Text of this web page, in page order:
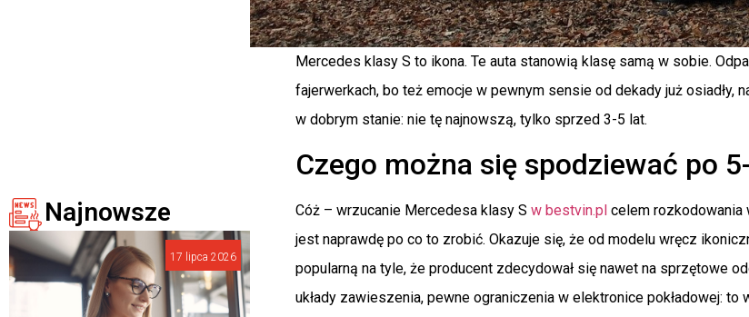
Mercedes klasy S to ikona. Te auta stanowią klasę samą w sobie.
fajerwerkach, bo też emocje w pewnym sensie od dekady już
w dobrym stanie: nie tę najnowszą, tylko sprzed 3-5 lat.
Czego można się spodziewać po
Cóż – wrzucanie Mercedesa klasy S w bestvin.pl celem rozkodowania
jest naprawdę po co to zrobić. Okazuje się, że od modelu wręcz
popularną na tyle, że producent zdecydował się nawet na sprzętowe
układy zawieszenia, pewne ograniczenia w elektronice pokładowej:
Najnowsze
17 lipca 2026